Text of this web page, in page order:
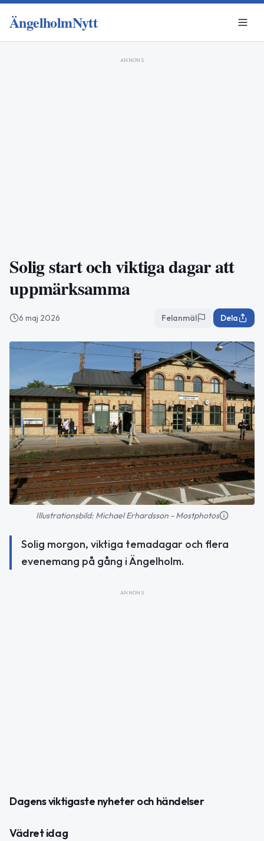
ÄngelholmNytt
ANNONS
Solig start och viktiga dagar att
uppmärksamma
6 maj 2026 Felanmäl Dela
Illustrationsbild: Michael Erhardsson - Mostphotos
Solig morgon, viktiga temadagar och flera
evenemang på gång i Ängelholm.
ANNONS
Dagens viktigaste nyheter och händelser
Vädret idag